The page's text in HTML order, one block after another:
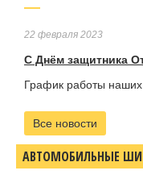
22 февраля 2023
С Днём защитника
График работы наших
Все новости
АВТОМОБИЛЬНЫЕ